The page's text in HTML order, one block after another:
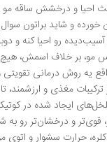
احیا و درخشش ساقه مو
خورده و شاید براتون
رو احیا کنه و
مو، بر خلاف اسمش،
یه روش درمانی
مغذی و ارزشمند،
ایجاد شده در
قوی‌تر و درخشان‌تر رو به
حرارت سشوار و اتوی